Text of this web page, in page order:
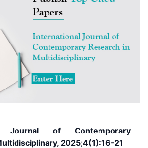
Journal of Contemporary
2025;4(1):16-21